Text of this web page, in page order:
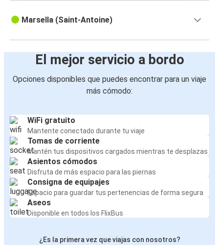
Marsella (Saint-Antoine)
El mejor servicio a bordo
Opciones disponibles que puedes encontrar para un viaje
más cómodo:
WiFi gratuito
Mantente conectado durante tu viaje
Tomas de corriente
Mantén tus dispositivos cargados mientras te desplazas
Asientos cómodos
Disfruta de más espacio para las piernas
Consigna de equipajes
Espacio para guardar tus pertenencias de forma segura
Aseos
Disponible en todos los FlixBus
¿Es la primera vez que viajas con nosotros?